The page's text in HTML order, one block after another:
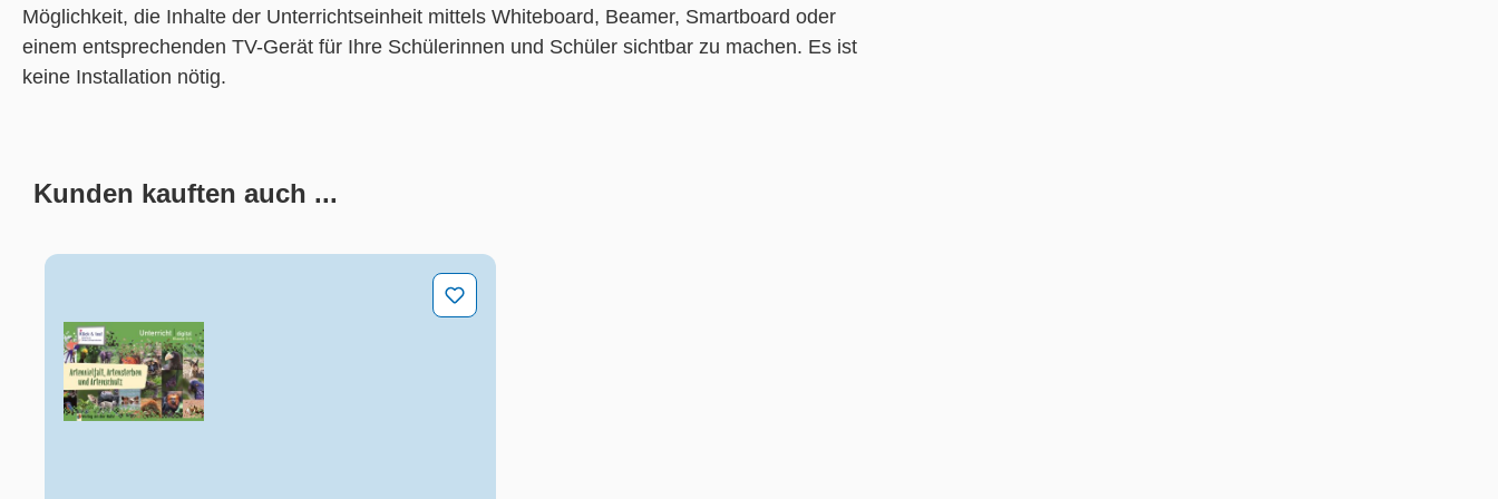
Möglichkeit, die Inhalte der Unterrichtseinheit mittels Whiteboard, Beamer, Smartboard oder
einem entsprechenden TV-Gerät für Ihre Schülerinnen und Schüler sichtbar zu machen. Es ist
keine Installation nötig.
Kunden kauften auch ...
Artenvielfalt, Artensterben & Artenschutz – Unterricht digital – Klasse 3-6 - Pro-Lizenz - Online